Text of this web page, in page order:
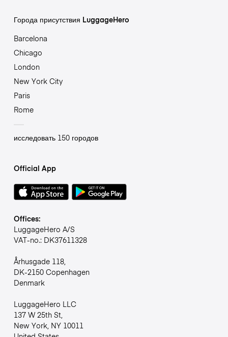
Города присутствия LuggageHero
Barcelona
Chicago
London
New York City
Paris
Rome
исследовать 150 городов
Official App
Offices:
LuggageHero A/S
VAT-no.: DK37611328
Århusgade 118,
DK-2150 Copenhagen
Denmark
LuggageHero LLC
137 W 25th St,
New York, NY 10011